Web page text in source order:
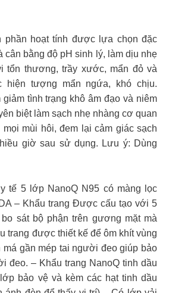
phần hoạt tính được lựa chọn đặc
cân bằng độ pH sinh lý, làm dịu nhẹ
tổn thương, trầy xước, mẩn đỏ và
hiện tượng mẩn ngứa, khó chịu.
tình trạng khô âm đạo và niêm
biệt làm sạch nhẹ nhàng cơ quan
mùi hôi, đem lại cảm giác sạch
giờ sau sử dụng. Lưu ý: Dùng
tế 5 lớp NanoQ N95 có màng lọc
– Khẩu trang Được cấu tạo với 5
sát bộ phận trên gương mặt mà
trang được thiết kế để ôm khít vùng
má gần mép tai người đeo giúp bảo
đeo. – Khẩu trang NanoQ tinh dầu
bảo vệ và kèm các hạt tinh dầu